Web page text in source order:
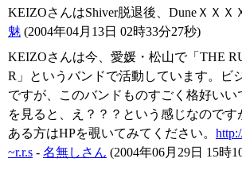
KEIZOさんはShiver脱退後、DuneＸＸＸ
魅 (2004年04月13日 02時33分27秒)
KEIZOさんは今、愛媛・松山で「THE
R」というバンドで活動しています。ビ
ですが、このバンドものすごく格好いい
を見ると、え？？？という感じなので
ある方はHPを覗いてみてください。
~r.r.s - 名無しさん (2004年06月29日 15時